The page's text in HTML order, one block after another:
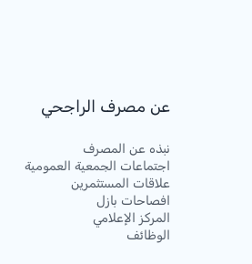
عن مصرف الراجحي
نبذه عن المصرف
اجتماعات الجمعية العمومية
علاقات المستثمرين
افصاحات بازل
المركز الإعلامي
الوظائف